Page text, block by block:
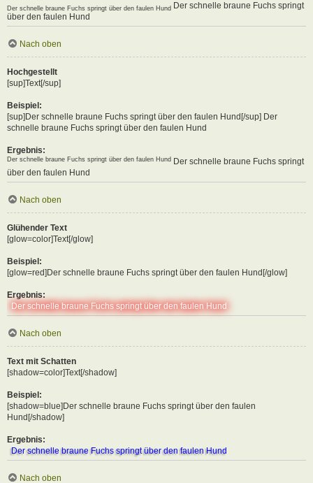
Der schnelle braune Fuchs springt über den faulen Hund Der schnelle braune Fuchs springt
über den faulen Hund
Nach oben
Hochgestellt
[sup]Text[/sup]
Beispiel:
[sup]Der schnelle braune Fuchs springt über den faulen Hund[/sup] Der
schnelle braune Fuchs springt über den faulen Hund
Ergebnis:
Der schnelle braune Fuchs springt über den faulen Hund Der schnelle braune Fuchs springt
über den faulen Hund
Nach oben
Glühender Text
[glow=color]Text[/glow]
Beispiel:
[glow=red]Der schnelle braune Fuchs springt über den faulen Hund[/glow]
Ergebnis:
Der schnelle braune Fuchs springt über den faulen Hund
Nach oben
Text mit Schatten
[shadow=color]Text[/shadow]
Beispiel:
[shadow=blue]Der schnelle braune Fuchs springt über den faulen
Hund[/shadow]
Ergebnis:
Der schnelle braune Fuchs springt über den faulen Hund
Nach oben